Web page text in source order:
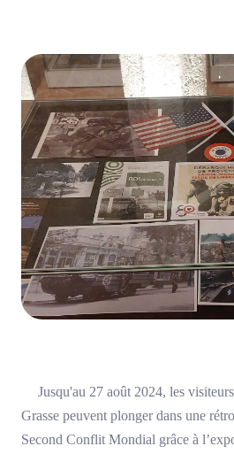
Jusqu'au 27 août 2024, les
Grasse peuvent plonger dans une
Second Conflit Mondial grâce à